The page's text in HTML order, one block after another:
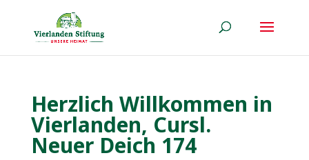
Herzlich Willkommen in
Vierlanden, Cursl.
Neuer Deich 174